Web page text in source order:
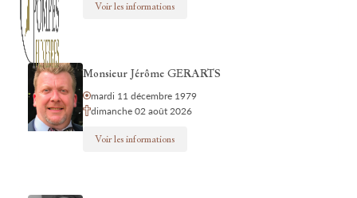
Voir les informations
Monsieur Jérôme GERARTS
mardi 11 décembre 1979
dimanche 02 août 2026
Voir les informations